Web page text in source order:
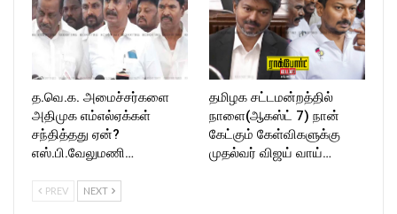
த.வெ.க. அமைச்சர்களை
அதிமுக எம்எல்ஏக்கள்
சந்தித்தது ஏன்?
எஸ்.பி.வேலுமணி…
தமிழக சட்டமன்றத்தில்
நாளை(ஆகஸ்ட் 7) நான்
கேட்கும் கேள்விகளுக்கு
முதல்வர் விஜய் வாய்…
PREV NEXT